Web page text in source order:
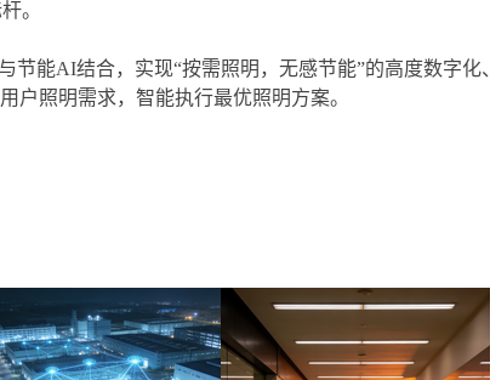
。
节能AI结合，实现“按需照明，无感节能”的高度数字化
户照明需求，智能执行最优照明方案。